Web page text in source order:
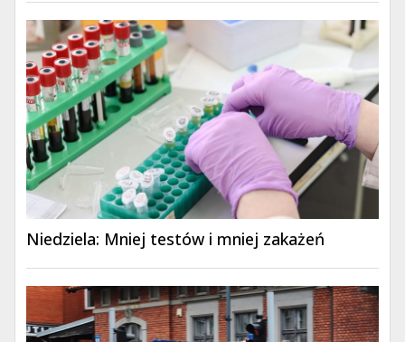
Niedziela: Mniej testów i mniej zakażeń